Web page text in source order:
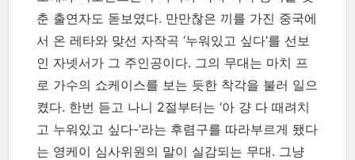
춘 출연자도 돋보였다. 만만찮은 끼를 가진 중국에
서 온 레타와 맞선 자작곡 ‘누워있고 싶다’를 선보
인 자넷서가 그 주인공이다. 그의 무대는 마치 프
로 가수의 쇼케이스를 보는 듯한 착각을 불러 일으
켰다. 한번 듣고 나니 2절부터는 ‘아 걍 다 때려치
고 누워있고 싶다-’라는 후렴구를 따라부르게 됐다
는 영케이 심사위원의 말이 실감되는 무대. 그냥